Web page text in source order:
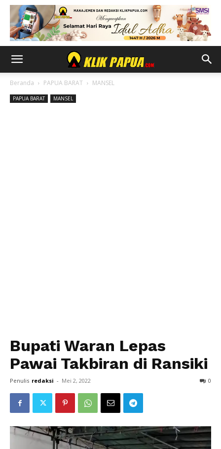
Beranda PAPUA BARAT MANSEL
PAPUA BARAT MANSEL
Bupati Waran Lepas
Pawai Takbiran di Ransiki
Penulis redaksi - Mei 2, 2022 0